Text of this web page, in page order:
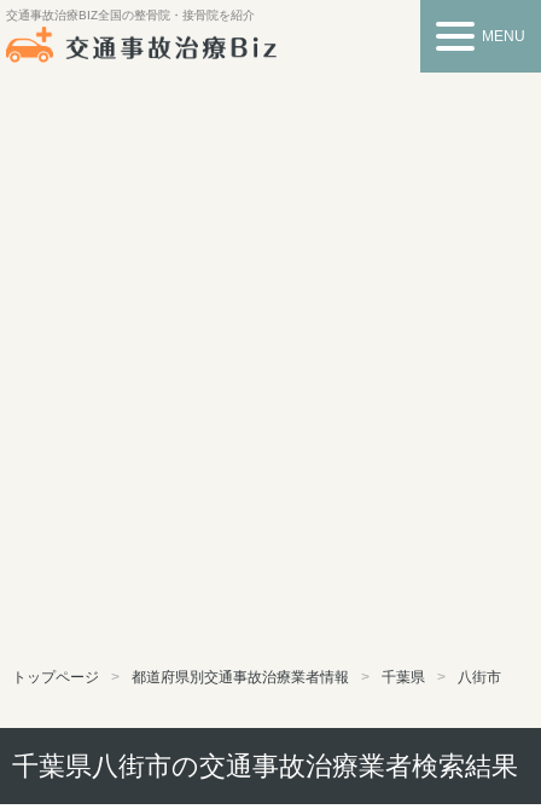
交通事故治療BIZ全国の整骨院・接骨院を紹介
MENU
トップページ 都道府県別交通事故治療業者情報 千葉県 八街市
千葉県八街市の交通事故治療業者検索結果